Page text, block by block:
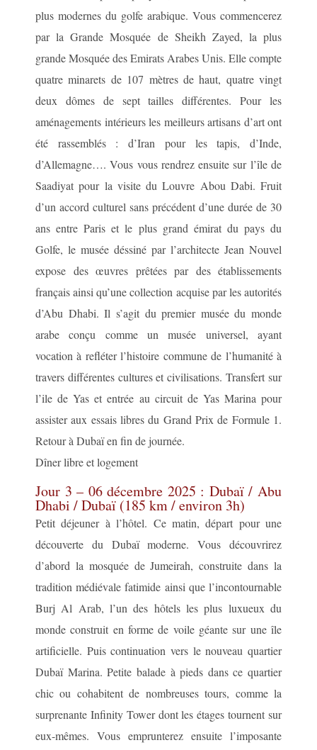
plus modernes du golfe arabique. Vous commencerez
par la Grande Mosquée de Sheikh Zayed, la plus
grande Mosquée des Emirats Arabes Unis. Elle compte
quatre minarets de 107 mètres de haut, quatre vingt
deux dômes de sept tailles différentes. Pour les
aménagements intérieurs les meilleurs artisans d’art ont
été rassemblés : d’Iran pour les tapis, d’Inde,
d’Allemagne…. Vous vous rendrez ensuite sur l’île de
Saadiyat pour la visite du Louvre Abou Dabi. Fruit
d’un accord culturel sans précédent d’une durée de 30
ans entre Paris et le plus grand émirat du pays du
Golfe, le musée déssiné par l’architecte Jean Nouvel
expose des œuvres prêtées par des établissements
français ainsi qu’une collection acquise par les autorités
d’Abu Dhabi. Il s’agit du premier musée du monde
arabe conçu comme un musée universel, ayant
vocation à refléter l’histoire commune de l’humanité à
travers différentes cultures et civilisations. Transfert sur
l’ile de Yas et entrée au circuit de Yas Marina pour
assister aux essais libres du Grand Prix de Formule 1.
Retour à Dubaï en fin de journée.
Dîner libre et logement
Jour 3 – 06 décembre 2025 : Dubaï / Abu
Dhabi / Dubaï (185 km / environ 3h)
Petit déjeuner à l’hôtel. Ce matin, départ pour une
découverte du Dubaï moderne. Vous découvrirez
d’abord la mosquée de Jumeirah, construite dans la
tradition médiévale fatimide ainsi que l’incontournable
Burj Al Arab, l’un des hôtels les plus luxueux du
monde construit en forme de voile géante sur une île
artificielle. Puis continuation vers le nouveau quartier
Dubaï Marina. Petite balade à pieds dans ce quartier
chic ou cohabitent de nombreuses tours, comme la
surprenante Infinity Tower dont les étages tournent sur
eux-mêmes. Vous emprunterez ensuite l’imposante